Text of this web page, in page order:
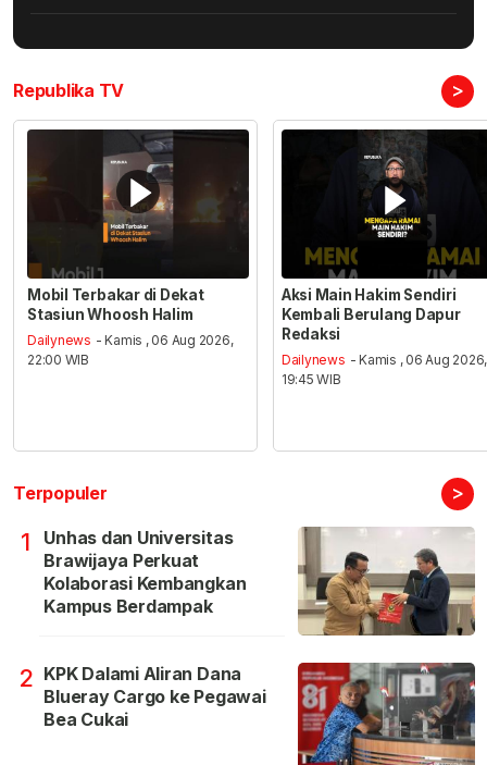
Republika TV >
Mobil Terbakar di Dekat
Stasiun Whoosh Halim
Dailynews - Kamis , 06 Aug 2026,
22:00 WIB
Aksi Main Hakim Sendiri
Kembali Berulang Dapur
Redaksi
Dailynews - Kamis , 06 Aug 2026,
19:45 WIB
Terpopuler >
1
Unhas dan Universitas
Brawijaya Perkuat
Kolaborasi Kembangkan
Kampus Berdampak
2 KPK Dalami Aliran Dana
Blueray Cargo ke Pegawai
Bea Cukai